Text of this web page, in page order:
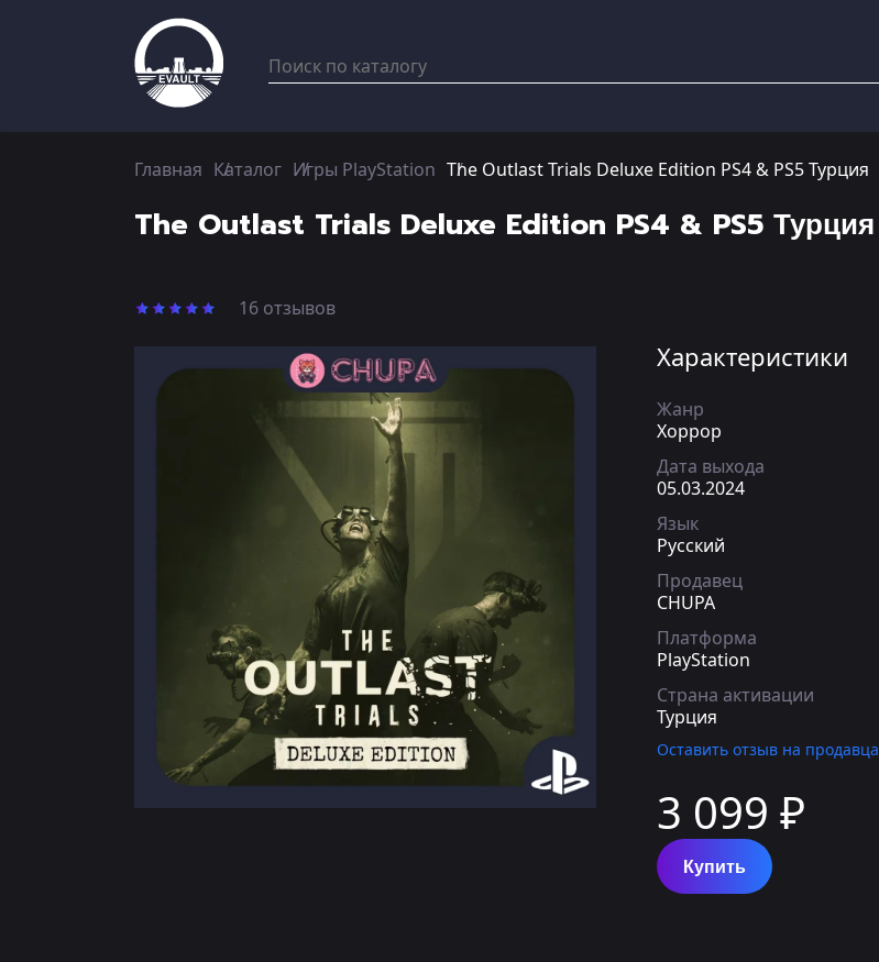
Главная Каталог Игры PlayStation The Outlast Trials Deluxe Edition PS4 & PS5 Турция
The Outlast Trials Deluxe Edition PS4 & PS5 Турция
16 отзывов
Характеристики
Жанр
Хоррор
Дата выхода
05.03.2024
Язык
Русский
Продавец
CHUPA
Платформа
PlayStation
Страна активации
Турция
Оставить отзыв на продавца
3 099 ₽
Купить